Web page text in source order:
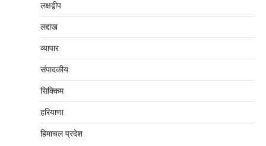
लक्षद्वीप
लद्दाख
व्यापार
संपादकीय
सिक्किम
हरियाणा
हिमाचल प्रदेश